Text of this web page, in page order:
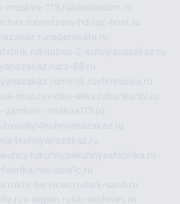
moskva-113.rubiletnadom.ru
brazzers-hd.ruz-host.ru
naperekate.ru
kitubeu-2-kuhnyanazakaz.ru
cs-68.ru
mir-tk.ruvlknrussia.ru
map.ruvideo-seks.rubankaribi.ru
zamkov-moskva113.ru
tovudyi4kuhnyanazakaz.ru
kuhnyaekuhnyaafabrika.ru
e-abis1c.ru
kts-services.rudark-sand.ru
x-legion.rusib-archives.ru